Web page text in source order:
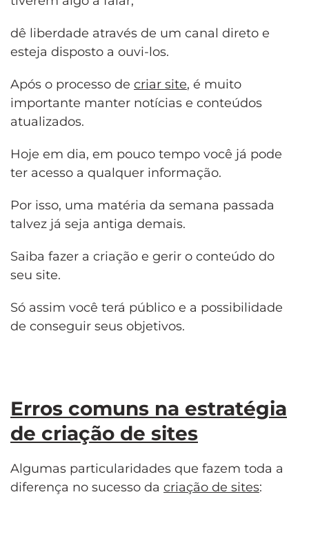
dê liberdade através de um canal direto e
esteja disposto a ouvi-los.
Após o processo de criar site, é muito
importante manter notícias e conteúdos
atualizados.
Hoje em dia, em pouco tempo você já pode
ter acesso a qualquer informação.
Por isso, uma matéria da semana passada
talvez já seja antiga demais.
Saiba fazer a criação e gerir o conteúdo do
seu site.
Só assim você terá público e a possibilidade
de conseguir seus objetivos.
Erros comuns na estratégia
de criação de sites
Algumas particularidades que fazem toda a
diferença no sucesso da criação de sites: